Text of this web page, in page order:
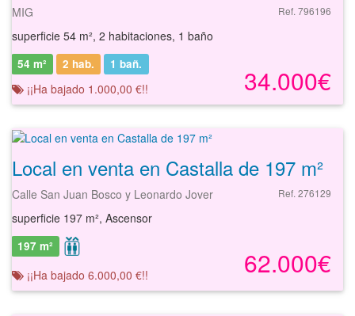
MIG Ref. 796196
superficie 54 m², 2 habitaciones, 1 baño
34.000€
54 m² 2 hab. 1 bañ.
¡¡Ha bajado 1.000,00 €!!
Local en venta en Castalla de 197 m²
Calle San Juan Bosco y Leonardo Jover Ref. 276129
superficie 197 m², Ascensor
62.000€
197 m²
¡¡Ha bajado 6.000,00 €!!